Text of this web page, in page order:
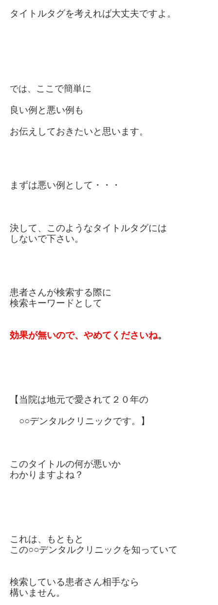
タイトルタグを考えれば大丈夫ですよ。
では、 ここで簡単に
良い例と悪い例も
お伝えしておきたいと思います。
まずは悪い例として・・・
決して、このようなタイトルタグには
しないで下さい。
患者さんが検索する際に
検索キーワードとして
効果が無いので、やめてくださいね。
【当院は地元で愛されて２０年の
○○デンタルクリニックです。】
このタイトルの何が悪いか
わかりますよね？
これは、もともと
この○○デンタルクリニックを知っていて
検索している患者さん相手なら
構いません。